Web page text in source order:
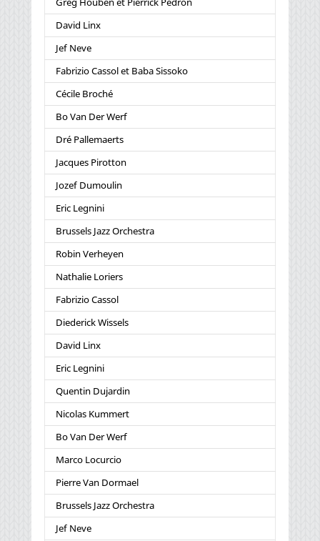
David Linx
Jef Neve
Fabrizio Cassol et Baba Sissoko
Cécile Broché
Bo Van Der Werf
Dré Pallemaerts
Jacques Pirotton
Jozef Dumoulin
Eric Legnini
Brussels Jazz Orchestra
Robin Verheyen
Nathalie Loriers
Fabrizio Cassol
Diederick Wissels
David Linx
Eric Legnini
Quentin Dujardin
Nicolas Kummert
Bo Van Der Werf
Marco Locurcio
Pierre Van Dormael
Brussels Jazz Orchestra
Jef Neve